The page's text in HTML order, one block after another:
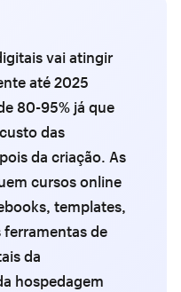
vai atingir
até 2025
80-95% já que
das
da criação. As
cursos online
templates,
de
da
hospedagem